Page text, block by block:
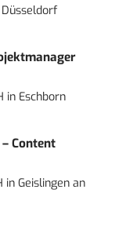
Düsseldorf
in Eschborn
Content
inGeislingen an